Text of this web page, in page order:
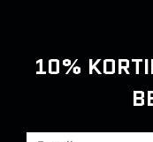
10%